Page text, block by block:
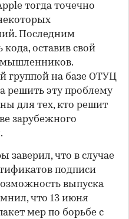
тогда точечно
Последним
оставив свой
группой на базе ОТУЦ
решить эту проблему
для тех, кто решит
зарубежного
заверил, что в случае
подписи
выпуска
что 13 июня
мер по борьбе с